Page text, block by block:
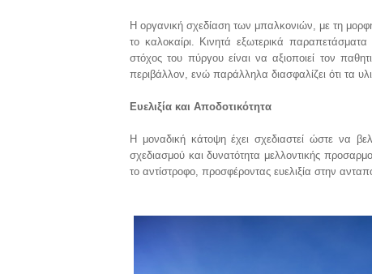
Η οργανική σχεδίαση των μπαλκονιών, με τη
το καλοκαίρι. Κινητά εξωτερικά
στόχος του πύργου είναι να αξιοποιεί τον
περιβάλλον, ενώ παράλληλα διασφαλίζει ότι τα
Ευελιξία και Αποδοτικότητα
Η μοναδική κάτοψη έχει σχεδιαστεί ώστε να
σχεδιασμού και δυνατότητα μελλοντικής
το αντίστροφο, προσφέροντας ευελιξία στην